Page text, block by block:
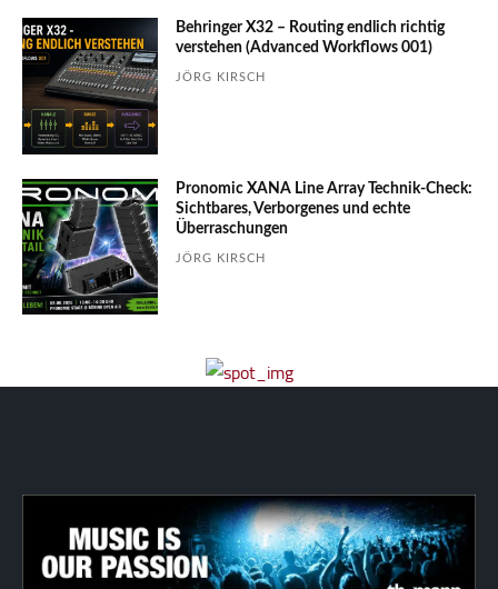
Behringer X32 – Routing endlich richtig
verstehen (Advanced Workflows 001)
JÖRG KIRSCH
Pronomic XANA Line Array Technik-Check:
Sichtbares, Verborgenes und echte
Überraschungen
JÖRG KIRSCH